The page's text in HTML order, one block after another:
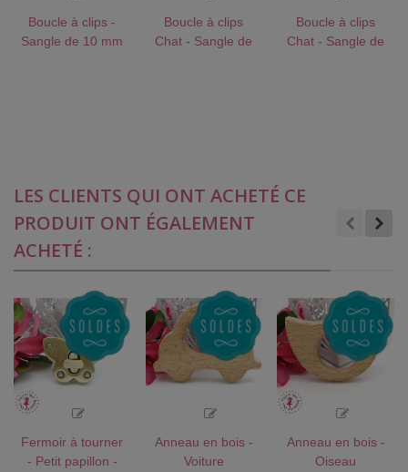
Boucle à clips -
Sangle de 10 mm
Boucle à clips
Chat - Sangle de
Boucle à clips
Chat - Sangle de
LES CLIENTS QUI ONT ACHETÉ CE
PRODUIT ONT ÉGALEMENT
ACHETÉ :
Fermoir à tourner
- Petit papillon -
Anneau en bois -
Voiture
Anneau en bois -
Oiseau